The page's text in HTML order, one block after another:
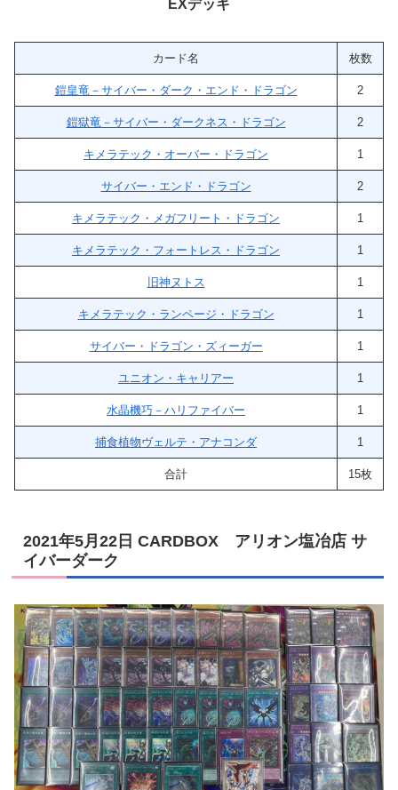
EXデッキ
カード名 枚数
鎧皇竜－サイバー・ダーク・エンド・ドラゴン 2
鎧獄竜－サイバー・ダークネス・ドラゴン 2
キメラテック・オーバー・ドラゴン 1
サイバー・エンド・ドラゴン 2
キメラテック・メガフリート・ドラゴン 1
キメラテック・フォートレス・ドラゴン 1
旧神ヌトス 1
キメラテック・ランページ・ドラゴン 1
サイバー・ドラゴン・ズィーガー 1
ユニオン・キャリアー 1
水晶機巧－ハリファイバー 1
捕食植物ヴェルテ・アナコンダ 1
合計 15枚
2021年5月22日 CARDBOX アリオン塩冶店 サ
イバーダーク